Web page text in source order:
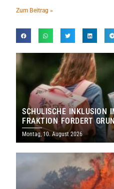
Zum Beitrag »
SCHULISCHE INKLUSION
FRAKTION FORDERT
NEUAUFSTELLUNG
Montag, 10. August 2026